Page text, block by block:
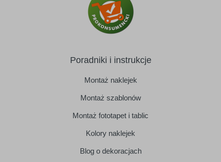
Poradniki i instrukcje
Montaż naklejek
Montaż szablonów
Montaż fototapet i tablic
Kolory naklejek
Blog o dekoracjach